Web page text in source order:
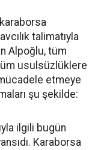
talimatıyla
Alpoğlu, tüm
usulsüzlüklere
etmeye
şu şekilde:
ilgili bugün
Karaborsa